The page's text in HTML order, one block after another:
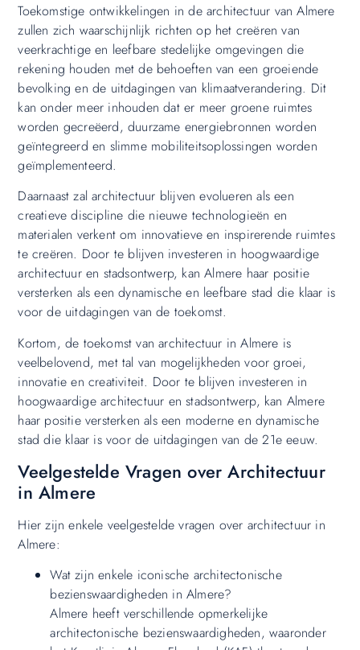
Toekomstige ontwikkelingen in de architectuur van Almere
zullen zich waarschijnlijk richten op het creëren van
veerkrachtige en leefbare stedelijke omgevingen die
rekening houden met de behoeften van een groeiende
bevolking en de uitdagingen van klimaatverandering. Dit
kan onder meer inhouden dat er meer groene ruimtes
worden gecreëerd, duurzame energiebronnen worden
geïntegreerd en slimme mobiliteitsoplossingen worden
geïmplementeerd.
Daarnaast zal architectuur blijven evolueren als een
creatieve discipline die nieuwe technologieën en
materialen verkent om innovatieve en inspirerende ruimtes
te creëren. Door te blijven investeren in hoogwaardige
architectuur en stadsontwerp, kan Almere haar positie
versterken als een dynamische en leefbare stad die klaar is
voor de uitdagingen van de toekomst.
Kortom, de toekomst van architectuur in Almere is
veelbelovend, met tal van mogelijkheden voor groei,
innovatie en creativiteit. Door te blijven investeren in
hoogwaardige architectuur en stadsontwerp, kan Almere
haar positie versterken als een moderne en dynamische
stad die klaar is voor de uitdagingen van de 21e eeuw.
Veelgestelde Vragen over Architectuur
in Almere
Hier zijn enkele veelgestelde vragen over architectuur in
Almere:
Wat zijn enkele iconische architectonische
bezienswaardigheden in Almere?
Almere heeft verschillende opmerkelijke
architectonische bezienswaardigheden, waaronder